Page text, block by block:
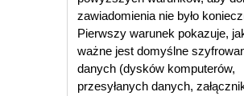
zawiadomienia nie było
Pierwszy warunek pokazuje,
ważne jest domyślne
danych (dysków komputerów,
przesyłanych danych,